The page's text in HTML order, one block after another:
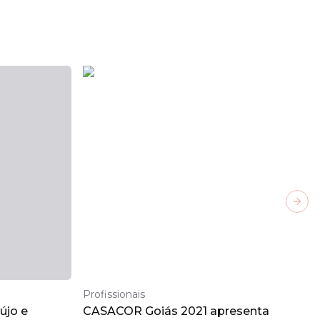
e
Profissionais
CASACOR Goiás 2021 apresenta